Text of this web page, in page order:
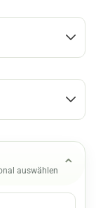
auswählen ⌄